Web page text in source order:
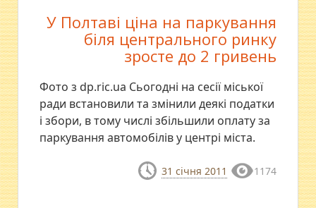
У Полтаві ціна на паркування
біля центрального ринку
зросте до 2 гривень
Фото з dp.ric.ua Сьогодні на сесії міської
ради встановили та змінили деякі податки
і збори, в тому числі збільшили оплату за
паркування автомобілів у центрі міста.
31 січня 2011 1174